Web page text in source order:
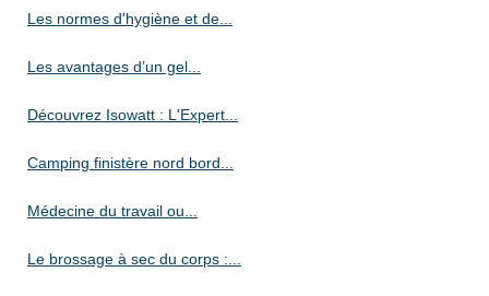
Les normes d'hygiène et de...
Les avantages d’un gel...
Découvrez Isowatt : L'Expert...
Camping finistère nord bord...
Médecine du travail ou...
Le brossage à sec du corps :...